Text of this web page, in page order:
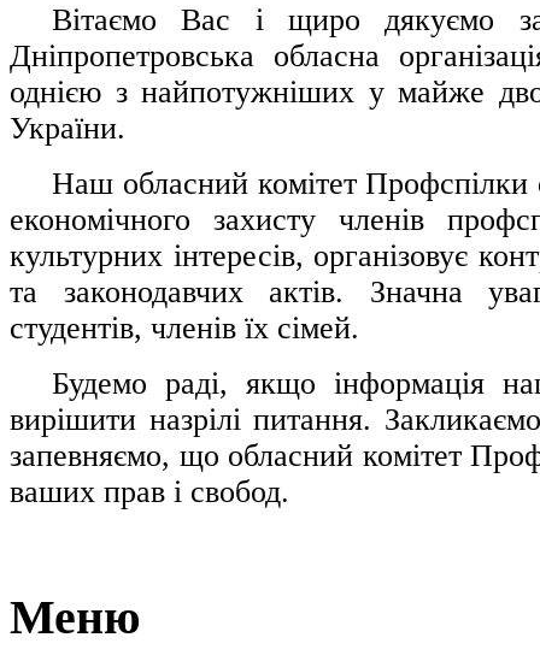
Вітаємо Вас і щиро дякуємо за
Дніпропетровська обласна
однією з найпотужніших у майже
України.
Наш обласний комітет Профспілки
економічного захисту членів
культурних інтересів, організовує
та законодавчих актів. Значна
студентів, членів їх сімей.
Будемо раді, якщо інформація
вирішити назрілі питання.
запевняємо, що обласний комітет
ваших прав і свобод.
Меню